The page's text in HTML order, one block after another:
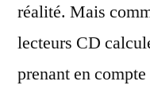
réalité. Mais
lecteurs CD
prenant en